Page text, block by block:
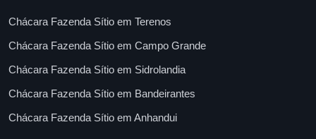
Chácara Fazenda Sítio em Terenos
Chácara Fazenda Sítio em Campo Grande
Chácara Fazenda Sítio em Sidrolandia
Chácara Fazenda Sítio em Bandeirantes
Chácara Fazenda Sítio em Anhandui